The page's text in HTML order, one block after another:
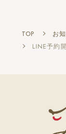
TOP お
LINE予約